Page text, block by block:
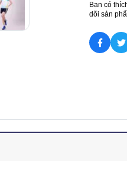
Bạn có
dõi sản